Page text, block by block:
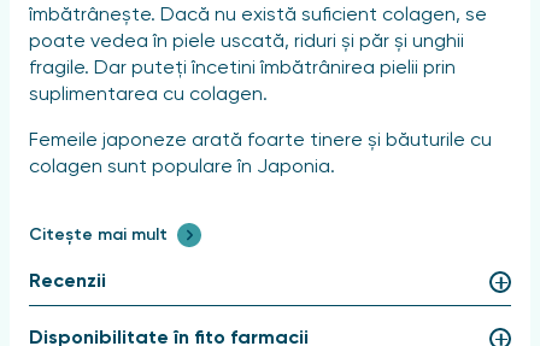
îmbătrânește. Dacă nu există suficient colagen, se
poate vedea în piele uscată, riduri și păr și unghii
fragile. Dar puteți încetini îmbătrânirea pielii prin
suplimentarea cu colagen.
Femeile japoneze arată foarte tinere și băuturile cu
colagen sunt populare în Japonia.
de a obține colagen. Dacă o beți în mod regulat,
ridurile dispar;
Citește mai mult
Recenzii
Disponibilitate în fito farmacii